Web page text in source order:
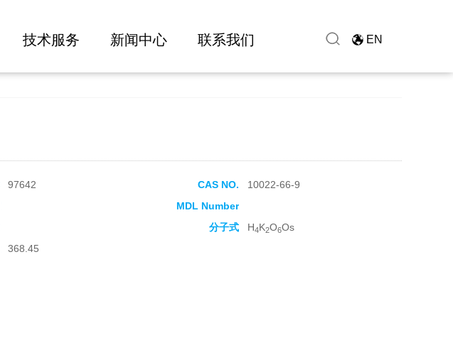
技术服务 新闻中心 联系我们 EN
97642 CAS NO.
10022-66-9
MDL Number
分子式 H4K2O6Os
368.45